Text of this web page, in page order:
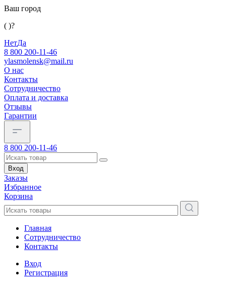
Ваш город
( )?
НетДа
8 800 200-11-46
ylasmolensk@mail.ru
О нас
Контакты
Сотрудничество
Оплата и доставка
Отзывы
Гарантии
8 800 200-11-46
Вход
Заказы
Избранное
Корзина
Главная
Сотрудничество
Контакты
Вход
Регистрация